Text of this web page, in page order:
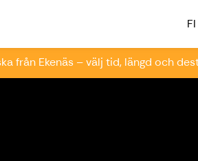
FI
från Ekenäs – välj tid, längd och